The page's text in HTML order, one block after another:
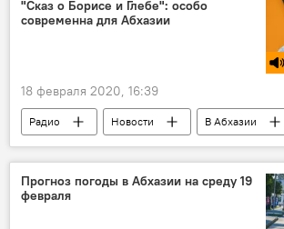
"Сказ о Борисе и Глебе": особо
современна для Абхазии
18 февраля 2020, 16:39
Радио Новости В Абхазии
Прогноз погоды в Абхазии на среду 19
февраля